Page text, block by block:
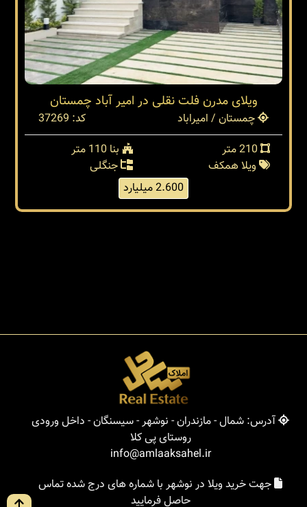
ویلای مدرن فلت نقلی در امیر آباد چمستان
چمستان / امیراباد
کد: 37269
بنا 110 متر
ویلا همکف
جنگلی
2.600 میلیارد
آدرس: شمال - مازندران - نوشهر - سیسنگان - داخل ورودی
روستای پی کلا
info@amlaaksahel.ir
جهت خرید ویلا در نوشهر با شماره های درج شده تماس
حاصل فرمایید